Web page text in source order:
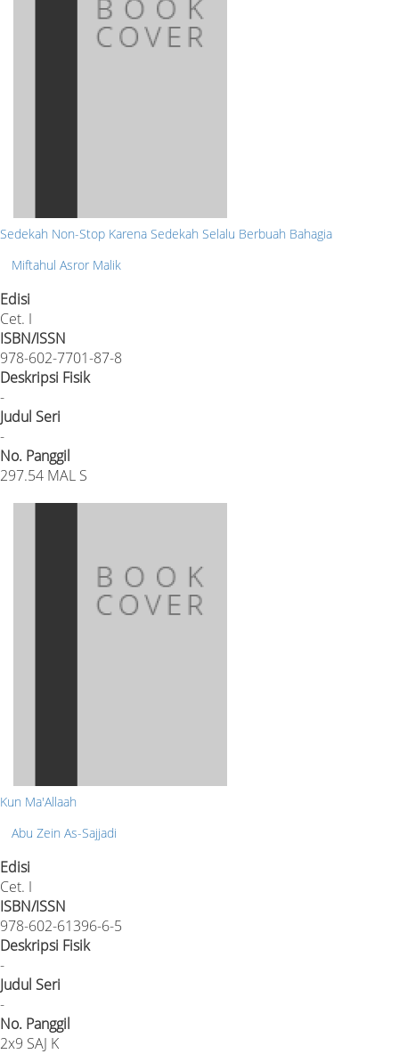
Sedekah Non-Stop Karena Sedekah Selalu Berbuah Bahagia
Miftahul Asror Malik
Edisi
Cet. I
ISBN/ISSN
978-602-7701-87-8
Deskripsi Fisik
-
Judul Seri
-
No. Panggil
297.54 MAL S
Kun Ma'Allaah
Abu Zein As-Sajjadi
Edisi
Cet. I
ISBN/ISSN
978-602-61396-6-5
Deskripsi Fisik
-
Judul Seri
-
No. Panggil
2x9 SAJ K